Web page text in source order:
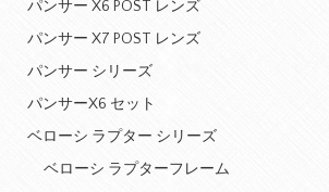
パンサー X6 POST レンズ
パンサー X7 POST レンズ
パンサー シリーズ
パンサーX6 セット
ベローシ ラプター シリーズ
ベローシ ラプターフレーム